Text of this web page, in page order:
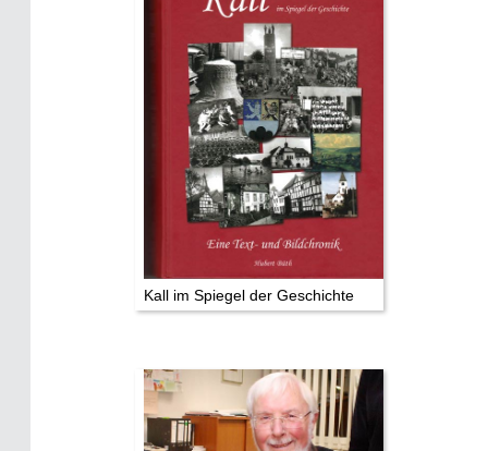
Mythen, Märchen & Legenden (2025)
Sightseeing:
Die Eifel entdecken
Eifelevents
Eifelkarte:
Drehorte & Tatorte
Eifelkrimi: Keine Gutenachtgeschichte
TV & Kino
Kall im Spiegel der Geschichte